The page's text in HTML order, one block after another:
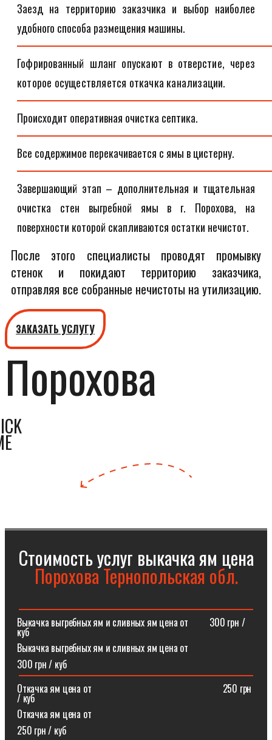
Заезд на территорию заказчика и выбор наиболее
удобного способа размещения машины.
Гофрированный шланг опускают в отверстие, через
которое осуществляется откачка канализации.
Происходит оперативная очистка септика.
Все содержимое перекачивается с ямы в цистерну.
Завершающий этап – дополнительная и тщательная
очистка стен выгребной ямы в г. Порохова, на
поверхности которой скапливаются остатки нечистот.
После этого специалисты проводят промывку
стенок и покидают территорию заказчика,
отправляя все собранные нечистоты на утилизацию.
ЗАКАЗАТЬ УСЛУГУ
Порохова
Стоимость услуг выкачка ям цена
Порохова Тернопольская обл.
Выкачка выгребных ям и сливных ям цена от⠀⠀⠀300 грн /
куб
Выкачка выгребных ям и сливных ям цена от
300 грн / куб
Откачка ям цена от ⠀⠀⠀⠀⠀⠀⠀⠀⠀⠀⠀⠀⠀⠀⠀⠀⠀⠀250 грн
/ куб
Откачка ям цена от
250 грн / куб